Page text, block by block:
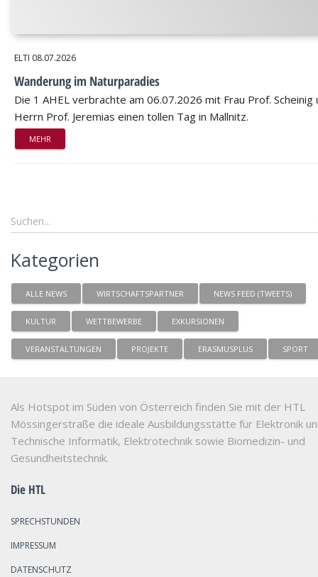
ELTI 08.07.2026
Wanderung im Naturparadies
Die 1 AHEL verbrachte am 06.07.2026 mit Frau Prof. Scheinig
Herrn Prof. Jeremias einen tollen Tag in Mallnitz.
MEHR
Kategorien
ALLE NEWS WIRTSCHAFTSPARTNER NEWS FEED (TWEETS)
KULTUR WETTBEWERBE EXKURSIONEN
VERANSTALTUNGEN PROJEKTE ERASMUSPLUS SPORT
Als Hotspot im Süden von Österreich finden Sie mit der HTL
Mössingerstraße die ideale Ausbildungsstätte für Elektronik
Technische Informatik, Elektrotechnik sowie Biomedizin- und
Gesundheitstechnik.
Die HTL
SPRECHSTUNDEN
IMPRESSUM
DATENSCHUTZ